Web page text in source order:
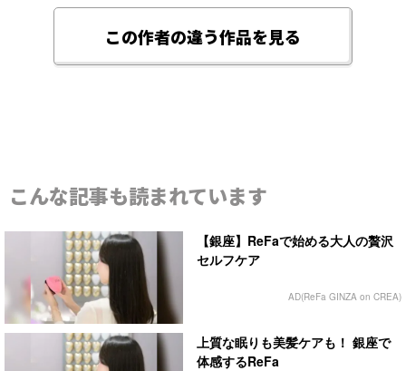
この作者の違う作品を見る
こんな記事も読まれています
【銀座】ReFaで始める大人の贅沢
セルフケア
AD(ReFa GINZA on CREA)
上質な眠りも美髪ケアも！ 銀座で
体感するReFa